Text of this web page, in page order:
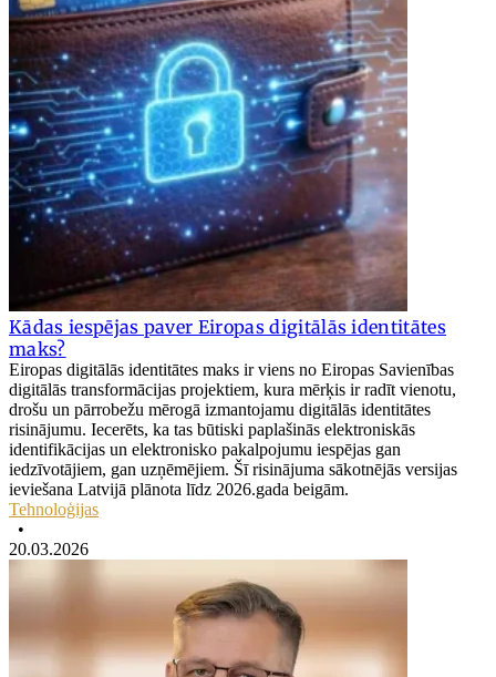
Kādas iespējas paver Eiropas digitālās identitātes
maks?
Eiropas digitālās identitātes maks ir viens no Eiropas Savienības
digitālās transformācijas projektiem, kura mērķis ir radīt vienotu,
drošu un pārrobežu mērogā izmantojamu digitālās identitātes
risinājumu. Iecerēts, ka tas būtiski paplašinās elektroniskās
identifikācijas un elektronisko pakalpojumu iespējas gan
iedzīvotājiem, gan uzņēmējiem. Šī risinājuma sākotnējās versijas
ieviešana Latvijā plānota līdz 2026.gada beigām.
Tehnoloģijas
•
20.03.2026